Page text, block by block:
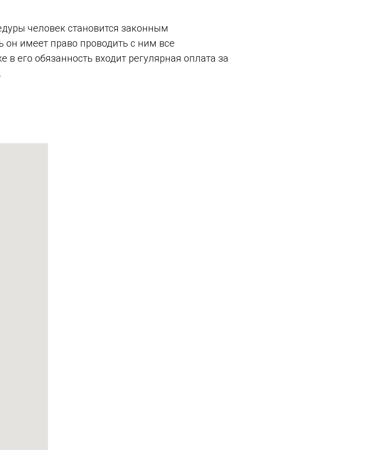
человек становится законным
имеет право проводить с ним все
его обязанность входит регулярная оплата за